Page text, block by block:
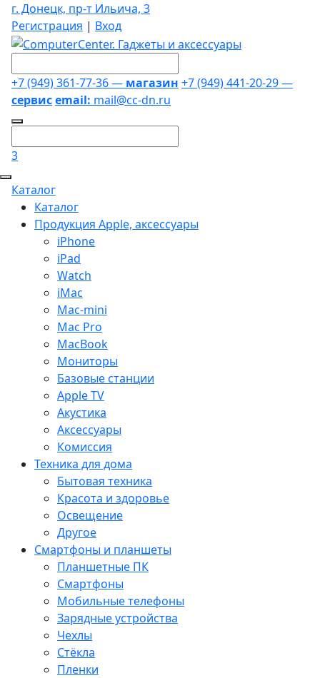
г. Донецк, пр-т Ильича, 3
Регистрация | Вход
+7 (949) 361-77-36 — магазин +7 (949) 441-20-29 —
сервисemail: mail@cc-dn.ru
3
Каталог
Каталог
Продукция Apple, аксессуары
iPhone
iPad
Watch
iMac
Mac-mini
Mac Pro
MacBook
Мониторы
Базовые станции
Apple TV
Акустика
Аксессуары
Комиссия
Техника для дома
Бытовая техника
Красота и здоровье
Освещение
Другое
Смартфоны и планшеты
Планшетные ПК
Смартфоны
Мобильные телефоны
Зарядные устройства
Чехлы
Стёкла
Пленки